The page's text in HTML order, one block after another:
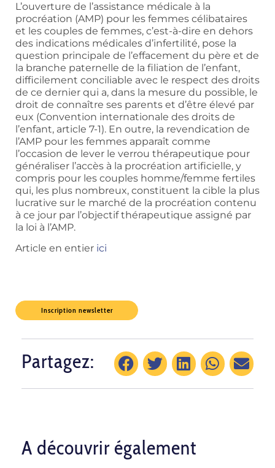
L’ouverture de l’assistance médicale à la
procréation (AMP) pour les femmes célibataires
et les couples de femmes, c’est-à-dire en dehors
des indications médicales d’infertilité, pose la
question principale de l’effacement du père et de
la branche paternelle de la filiation de l’enfant,
difficilement conciliable avec le respect des droits
de ce dernier qui a, dans la mesure du possible, le
droit de connaître ses parents et d’être élevé par
eux (Convention internationale des droits de
l’enfant, article 7-1). En outre, la revendication de
l’AMP pour les femmes apparaît comme
l’occasion de lever le verrou thérapeutique pour
généraliser l’accès à la procréation artificielle, y
compris pour les couples homme/femme fertiles
qui, les plus nombreux, constituent la cible la plus
lucrative sur le marché de la procréation contenu
à ce jour par l’objectif thérapeutique assigné par
la loi à l’AMP.
Article en entier ici
Inscription newsletter
Partagez:
A découvrir également